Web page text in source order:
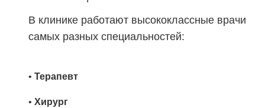
В клинике работают высококлассные врачи
самых разных специальностей:
• Терапевт
• Хирург